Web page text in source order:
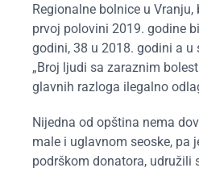
Regionalne bolnice u
prvoj polovini 2019. godine
godini, 38 u 2018. godini a
„Broj ljudi sa zaraznim
glavnih razloga ilegalno
Nijedna od opština nema
male i uglavnom seoske, pa
podrškom donatora, udružili